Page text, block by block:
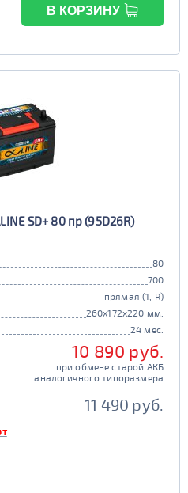
В КОРЗИНУ
SD+ 80 пр (95D26R)
80
700
прямая (1, R)
260x172x220 мм.
24 мес.
10 890 руб.
при обмене старой АКБ
аналогичного типоразмера
11 490 руб.